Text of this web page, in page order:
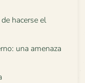
hacerse el
una amenaza